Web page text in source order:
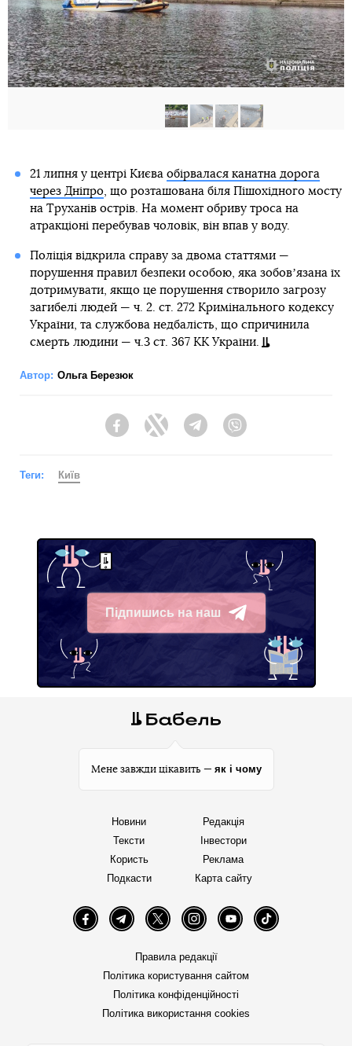
21 липня у центрі Києва обірвалася канатна дорога
через Дніпро, що розташована біля Пішохідного мосту
на Труханів острів. На момент обриву троса на
атракціоні перебував чоловік, він впав у воду.
Поліція відкрила справу за двома статтями —
порушення правил безпеки особою, яка зобовʼязана їх
дотримувати, якщо це порушення створило загрозу
загибелі людей — ч. 2. ст. 272 Кримінального кодексу
України, та службова недбалість, що спричинила
смерть людини — ч.3 ст. 367 КК України.
Автор: Ольга Березюк
FacebookTwitter Telegram
Теги: Київ
Підпишись на наш
Telegram
Мене завжди цікавить — як і чому
Новини
Тексти
Користь
Подкасти
Редакція
Інвестори
Реклама
Карта сайту
FacebookTelegramTwitter InstagramYouTube TikTok
Правила редакції
Політика користування сайтом
Політика конфіденційності
Політика використання cookies